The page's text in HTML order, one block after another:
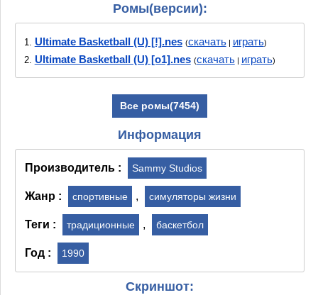
Ромы(версии):
1. Ultimate Basketball (U) [!].nes (скачать| играть)
2. Ultimate Basketball (U) [o1].nes (скачать| играть)
Все ромы(7454)
Информация
Производитель : Sammy Studios
Жанр : спортивные , симуляторы жизни
Теги : традиционные , баскетбол
Год : 1990
Скриншот: